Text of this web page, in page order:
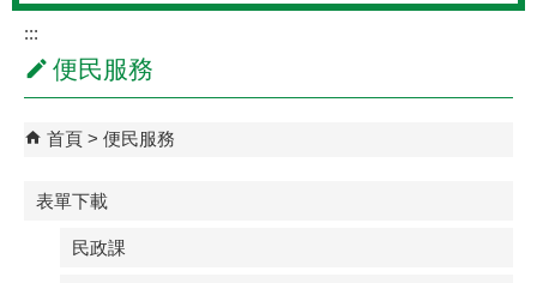
:::
便民服務
首頁 便民服務
表單下載
民政課